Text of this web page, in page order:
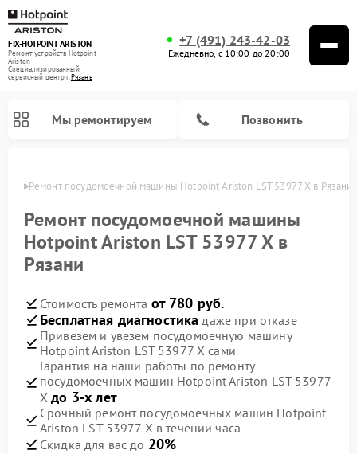
FIX-HOTPOINT ARISTON
Ремонт устройств Hotpoint
Ariston
Специализированный
cервисный центр г.Рязань
+7 (491) 243-42-03
Ежедневно, с 10:00 до 20:00
Мы ремонтируем Позвонить
Ремонт посудомоечной машины Hotpoint Ariston LST 53977 X в Рязани
Ремонт посудомоечной машины
Hotpoint Ariston LST 53977 X в
Рязани
Стоимость ремонта от 780 руб.
Бесплатная диагностика даже при отказе
Привезем и увезем посудомоечную машину
Hotpoint Ariston LST 53977 X сами
Гарантия на наши работы по ремонту
посудомоечных машин Hotpoint Ariston LST 53977
Xдо 3-х лет
Срочный ремонт посудомоечных машин Hotpoint
Ariston LST 53977 X в течении часа
Скидка для вас до 20%